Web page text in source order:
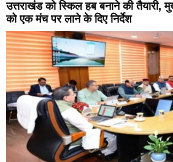
उत्तराखंड को स्किल हब बनाने की तैयारी,
को एक मंच पर लाने के दिए निर्देश